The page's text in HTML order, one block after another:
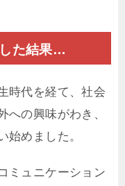
た結果…
時代を経て、社会
への興味がわき、
始めました。
ミュニケーション